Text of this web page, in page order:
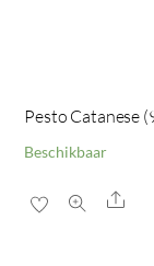
Pesto Catanese
Beschikbaar